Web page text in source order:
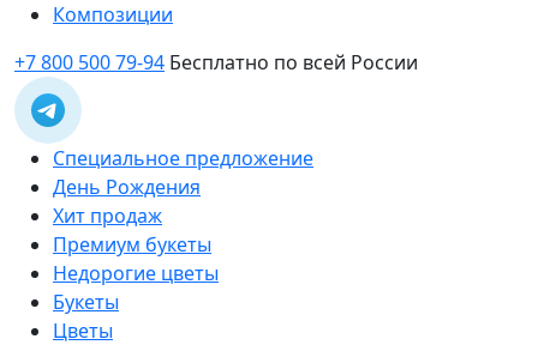
Композиции
+7 800 500 79-94 Бесплатно по всей России
Специальное предложение
День Рождения
Хит продаж
Премиум букеты
Недорогие цветы
Букеты
Цветы